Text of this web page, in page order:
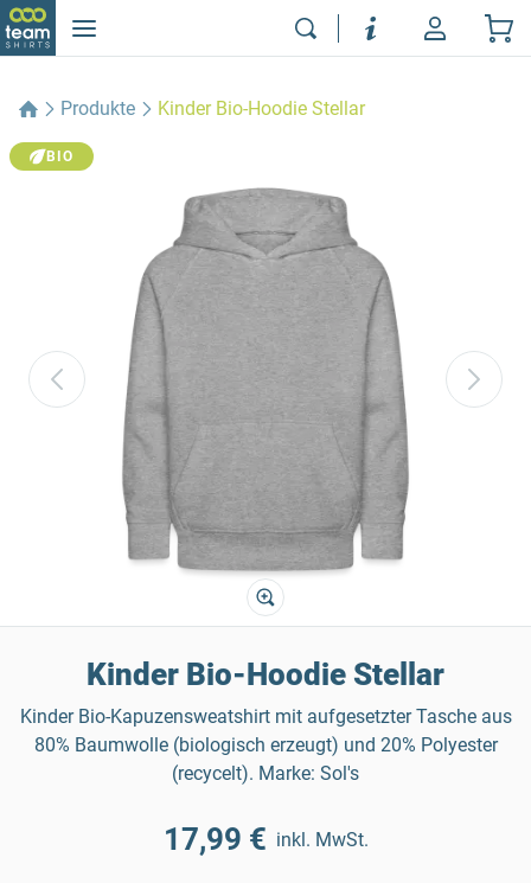
Produkte Kinder Bio-Hoodie Stellar
BIO
Kinder Bio-Hoodie Stellar
Kinder Bio-Kapuzensweatshirt mit aufgesetzter Tasche aus
80% Baumwolle (biologisch erzeugt) und 20% Polyester
(recycelt). Marke: Sol's
17,99 € inkl. MwSt.